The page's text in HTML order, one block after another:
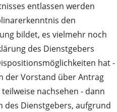
entlassen werden
den
bildet, es vielmehr noch
des Dienstgebers
hat -
der Vorstand über Antrag
nachsehen - dann
des Dienstgebers, aufgrund